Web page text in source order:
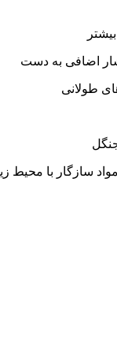
اضافی به دست
طولانی
سازگار با محیط